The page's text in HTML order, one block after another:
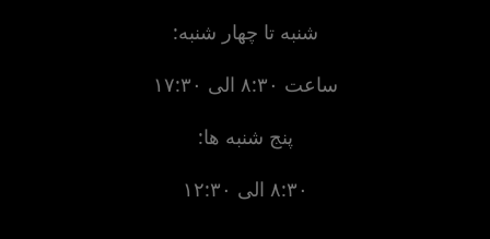
شنبه تا چهار شنبه:
ساعت ۸:۳۰ الی ۱۷:۳۰
پنج شنبه ها:
۸:۳۰ الی ۱۲:۳۰